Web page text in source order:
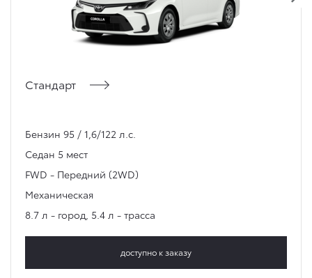
Стандарт
Бензин 95 / 1,6/122 л.с.
Седан 5 мест
FWD - Передний (2WD)
Механическая
8.7 л - город, 5.4 л - трасса
доступно к заказу